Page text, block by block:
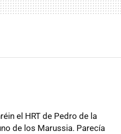
el HRT de Pedro de la
de los Marussia. Parecía